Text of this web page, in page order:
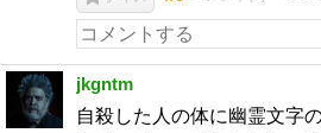
jkgntm
自殺した人の体に幽霊文字